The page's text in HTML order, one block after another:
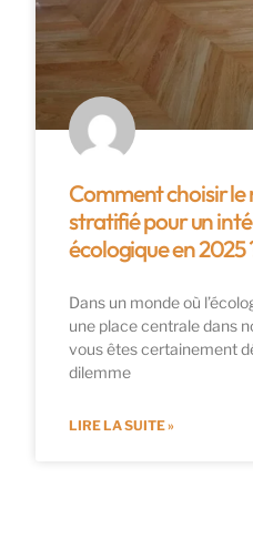
Comment choisir
stratifié pour un
écologique en 2025
Dans un monde où
une place centrale dans
vous êtes certainement
dilemme
LIRE LA SUITE »